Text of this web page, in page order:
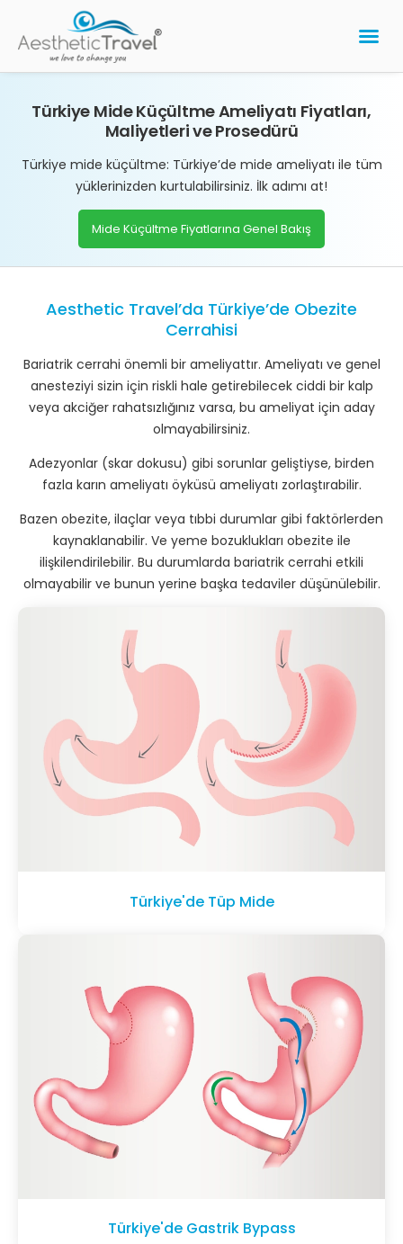
Türkiye Mide Küçültme Ameliyatı Fiyatları,
Maliyetleri ve Prosedürü
Türkiye mide küçültme: Türkiye’de mide ameliyatı ile tüm
yüklerinizden kurtulabilirsiniz. İlk adımı at!
Mide Küçültme Fiyatlarına Genel Bakış
Aesthetic Travel’da Türkiye’de Obezite
Cerrahisi
Bariatrik cerrahi önemli bir ameliyattır. Ameliyatı ve genel
anesteziyi sizin için riskli hale getirebilecek ciddi bir kalp
veya akciğer rahatsızlığınız varsa, bu ameliyat için aday
olmayabilirsiniz.
Adezyonlar (skar dokusu) gibi sorunlar geliştiyse, birden
fazla karın ameliyatı öyküsü ameliyatı zorlaştırabilir.
Bazen obezite, ilaçlar veya tıbbi durumlar gibi faktörlerden
kaynaklanabilir. Ve yeme bozuklukları obezite ile
ilişkilendirilebilir. Bu durumlarda bariatrik cerrahi etkili
olmayabilir ve bunun yerine başka tedaviler düşünülebilir.
Türkiye'de Tüp Mide
Türkiye'de Gastrik Bypass